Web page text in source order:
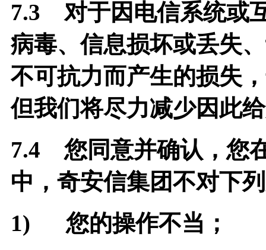
7.3 对于因电信系统或
病毒、信息损坏或丢失
不可抗力而产生的损失
但我们将尽力减少因此
7.4 您同意并确认，您
中，奇安信集团不对下
1) 您的操作不当；